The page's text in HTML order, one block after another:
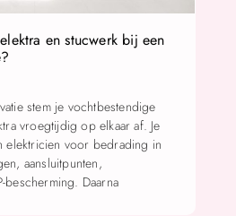
en stucwerk bij een
stem je vochtbestendige
vroegtijdig op elkaar af. Je
elektricien voor bedrading in
aansluitpunten,
Daarna